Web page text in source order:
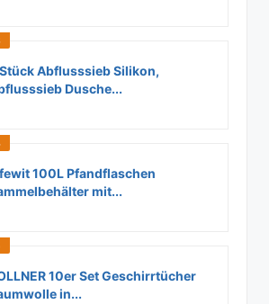
Abflusssieb Silikon,
Dusche...
100L Pfandflaschen
mit...
10er Set Geschirrtücher
in...